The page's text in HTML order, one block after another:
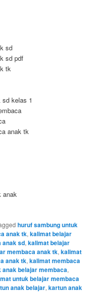
sd
sd pdf
tk
sd kelas 1
anak tk
anak
huruf sambung untuk
anak tk,kalimat belajar
anak sd,kalimat belajar
membaca anak tk,kalimat
anak tk,kalimat membaca
belajar membaca,
untuk belajar membaca
anak belajar,kartun anak